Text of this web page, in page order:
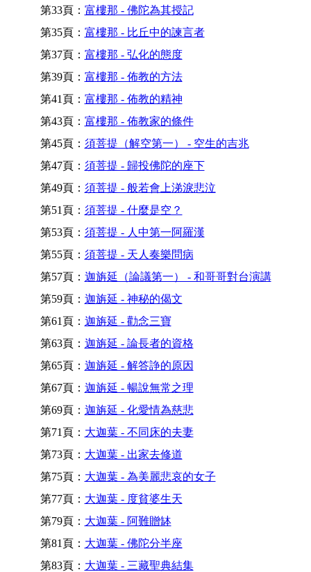
第33頁： 富樓那 - 佛陀為其授記
第35頁： 富樓那 - 比丘中的諫言者
第37頁： 富樓那 - 弘化的態度
第39頁： 富樓那 - 佈教的方法
第41頁： 富樓那 - 佈教的精神
第43頁： 富樓那 - 佈教家的條件
第45頁： 須菩提（解空第一） - 空生的吉兆
第47頁： 須菩提 - 歸投佛陀的座下
第49頁： 須菩提 - 般若會上涕淚悲泣
第51頁： 須菩提 - 什麼是空？
第53頁： 須菩提 - 人中第一阿羅漢
第55頁： 須菩提 - 天人奏樂問病
第57頁： 迦旃延（論議第一） - 和哥哥對台演講
第59頁： 迦旃延 - 神秘的偈文
第61頁： 迦旃延 - 勸念三寶
第63頁： 迦旃延 - 論長者的資格
第65頁： 迦旃延 - 解答諍的原因
第67頁： 迦旃延 - 暢說無常之理
第69頁： 迦旃延 - 化愛情為慈悲
第71頁： 大迦葉 - 不同床的夫妻
第73頁： 大迦葉 - 出家去修道
第75頁： 大迦葉 - 為美麗悲哀的女子
第77頁： 大迦葉 - 度貧婆生天
第79頁： 大迦葉 - 阿難贈缽
第81頁： 大迦葉 - 佛陀分半座
第83頁： 大迦葉 - 三藏聖典結集